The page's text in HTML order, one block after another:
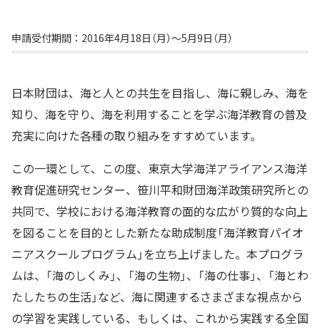
申請受付期間：2016年4月18日（月）〜5月9日（月）
日本財団は、海と人との共生を目指し、海に親しみ、海を
知り、海を守り、海を利用することを学ぶ海洋教育の普及
充実に向けた各種の取り組みをすすめています。
この一環として、この度、東京大学海洋アライアンス海洋
教育促進研究センター、笹川平和財団海洋政策研究所との
共同で、学校における海洋教育の面的な広がり質的な向上
を図ることを目的とした新たな助成制度「海洋教育パイオ
ニアスクールプログラム」を立ち上げました。本プログラ
ムは、「海のしくみ」、「海の生物」、「海の仕事」、「海とわ
たしたちの生活」など、海に関連するさまざまな視点から
の学習を実践している、もしくは、これから実践する全国